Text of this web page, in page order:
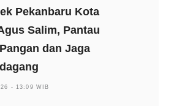
Pekanbaru Kota
Salim, Pantau
dan Jaga
- 13:09 WIB